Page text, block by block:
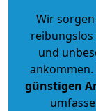
Wir
reibungslos
und
ankommen.
günstigen